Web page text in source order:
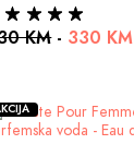
KM- 330 KM